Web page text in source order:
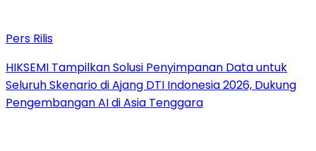
Pers Rilis
HIKSEMI Tampilkan Solusi Penyimpanan Data untuk
Seluruh Skenario di Ajang DTI Indonesia 2026, Dukung
Pengembangan AI di Asia Tenggara